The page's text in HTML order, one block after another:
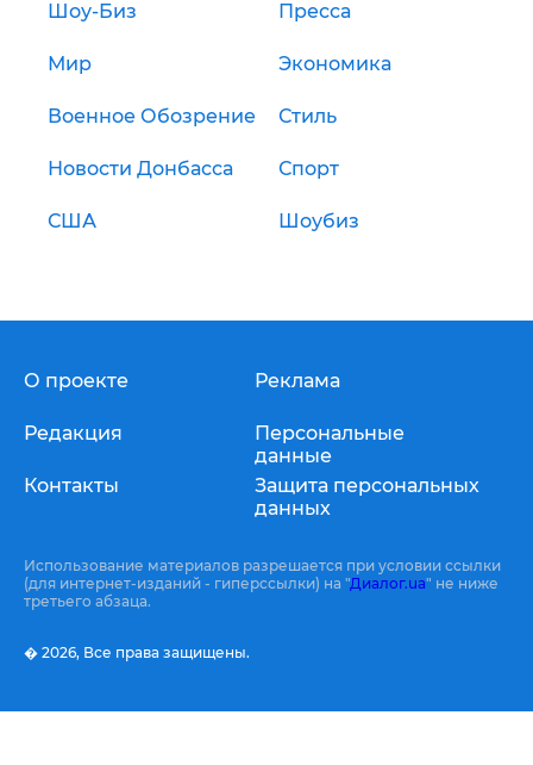
Шоу-Биз Пресса
Мир Экономика
Военное Обозрение Стиль
Новости Донбасса Спорт
США Шоубиз
О проекте
Редакция
Контакты
Реклама
Персональные
данные
Защита персональных
данных
Использование материалов разрешается при условии ссылки
(для интернет-изданий - гиперссылки) на "Диалог.ua" не ниже
третьего абзаца.
� 2026, Все права защищены.